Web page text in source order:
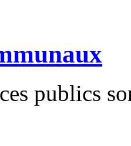
publics